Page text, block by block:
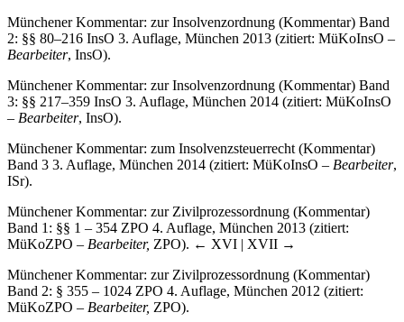
Münchener Kommentar: zur Insolvenzordnung (Kommentar) Band
2: §§ 80–216 InsO 3. Auflage, München 2013 (zitiert: MüKoInsO –
Bearbeiter, InsO).
Münchener Kommentar: zur Insolvenzordnung (Kommentar) Band
3: §§ 217–359 InsO 3. Auflage, München 2014 (zitiert: MüKoInsO
– Bearbeiter, InsO).
Münchener Kommentar: zum Insolvenzsteuerrecht (Kommentar)
Band 3 3. Auflage, München 2014 (zitiert: MüKoInsO – Bearbeiter,
ISr).
Münchener Kommentar: zur Zivilprozessordnung (Kommentar)
Band 1: §§ 1 – 354 ZPO 4. Auflage, München 2013 (zitiert:
MüKoZPO – Bearbeiter, ZPO). ← XVI | XVII →
Münchener Kommentar: zur Zivilprozessordnung (Kommentar)
Band 2: § 355 – 1024 ZPO 4. Auflage, München 2012 (zitiert:
MüKoZPO – Bearbeiter, ZPO).